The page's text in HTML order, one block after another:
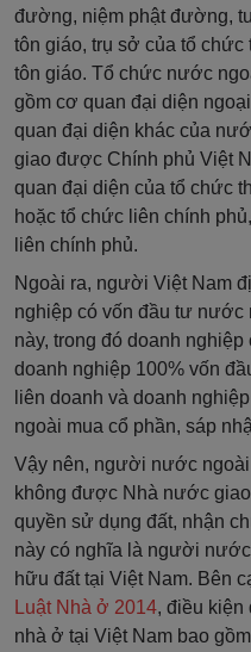
đường, niệm phật đường,
tôn giáo, trụ sở của tổ
tôn giáo. Tổ chức nước
gồm cơ quan đại diện
quan đại diện khác của
giao được Chính phủ Việt
quan đại diện của tổ chức
hoặc tổ chức liên chính
liên chính phủ.
Ngoài ra, người Việt Nam
nghiệp có vốn đầu tư
này, trong đó doanh
doanh nghiệp 100% vốn
liên doanh và doanh
ngoài mua cổ phần, sáp
Vậy nên, người nước
không được Nhà nước
quyền sử dụng đất, nhận
này có nghĩa là người
hữu đất tại Việt Nam. Bên
Luật Nhà ở 2014, điều
nhà ở tại Việt Nam bao